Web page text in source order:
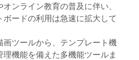
ンライン教育の普及に伴い、
ボードの利用は急速に拡大して
画ツールから、テンプレート機
機能を備えた多機能ツールま